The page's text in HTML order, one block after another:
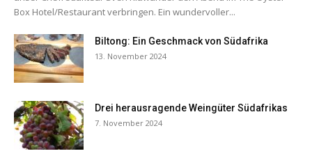
Box Hotel/Restaurant verbringen. Ein wundervoller...
Biltong: Ein Geschmack von Südafrika
13. November 2024
Drei herausragende Weingüter Südafrikas
7. November 2024